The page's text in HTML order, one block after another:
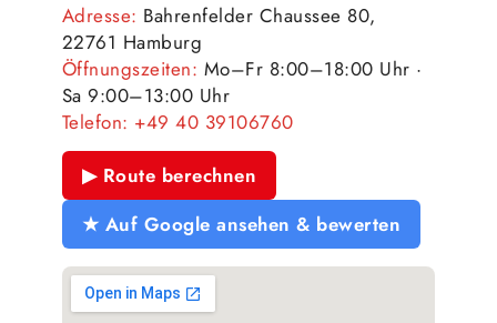
Adresse: Bahrenfelder Chaussee 80,
22761 Hamburg
Öffnungszeiten: Mo–Fr 8:00–18:00 Uhr ·
Sa 9:00–13:00 Uhr
Telefon: +49 40 39106760
▶ Route berechnen
★ Auf Google ansehen & bewerten